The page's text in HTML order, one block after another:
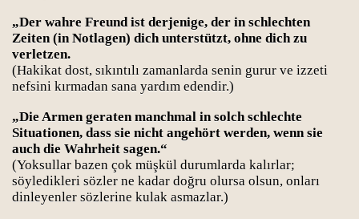
„Der wahre Freund ist derjenige, der in schlechten
Zeiten (in Notlagen) dich unterstützt, ohne dich zu
verletzen.
(Hakikat dost, sıkıntılı zamanlarda senin gurur ve izzeti
nefsini kırmadan sana yardım edendir.)
„Die Armen geraten manchmal in solch schlechte
Situationen, dass sie nicht angehört werden, wenn sie
auch die Wahrheit sagen.“
(Yoksullar bazen çok müşkül durumlarda kalırlar;
söyledikleri sözler ne kadar doğru olursa olsun, onları
dinleyenler sözlerine kulak asmazlar.)